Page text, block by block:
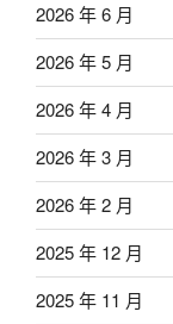
2026 年 6 月
2026 年 5 月
2026 年 4 月
2026 年 3 月
2026 年 2 月
2025 年 12 月
2025 年 11 月